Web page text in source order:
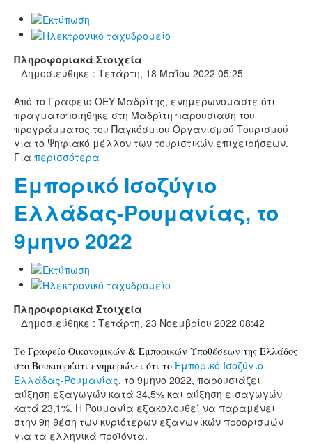
Πληροφοριακά Στοιχεία
Δημοσιεύθηκε : Τετάρτη, 18 Μαΐου 2022 05:25
Από το Γραφείο ΟΕΥ Μαδρίτης, ενημερωνόμαστε ότι
πραγματοποιήθηκε στη Μαδρίτη παρουσίαση του
προγράμματος του Παγκόσμιου Οργανισμού Τουρισμού
για το Ψηφιακό μέλλον των τουριστικών επιχειρήσεων.
Για περισσότερα
Εμπορικό Ισοζύγιο
Ελλάδας-Ρουμανίας, το
9μηνο 2022
Πληροφοριακά Στοιχεία
Δημοσιεύθηκε : Τετάρτη, 23 Νοεμβρίου 2022 08:42
Το Γραφείο Οικονομικών & Εμπορικών Υποθέσεων της Ελλάδος
στο Βουκουρέστι ενημερώνει ότι το Εμπορικό Ισοζύγιο
Ελλάδας-Ρουμανίας, το 9μηνο 2022, παρουσιάζει
αύξηση εξαγωγών κατά 34,5% και αύξηση εισαγωγών
κατά 23,1%. Η Ρουμανία εξακολουθεί να παραμένει
στην 9η θέση των κυριότερων εξαγωγικών προορισμών
για τα ελληνικά προϊόντα.